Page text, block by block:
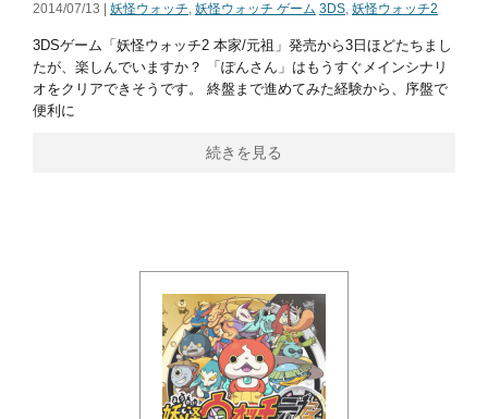
2014/07/13 | 妖怪ウォッチ, 妖怪ウォッチ ゲーム 3DS, 妖怪ウォッチ2
3DSゲーム「妖怪ウォッチ2 本家/元祖」発売から3日ほどたちまし
たが、楽しんでいますか？ 「ぽんさん」はもうすぐメインシナリ
オをクリアできそうです。 終盤まで進めてみた経験から、序盤で
便利に
続きを見る